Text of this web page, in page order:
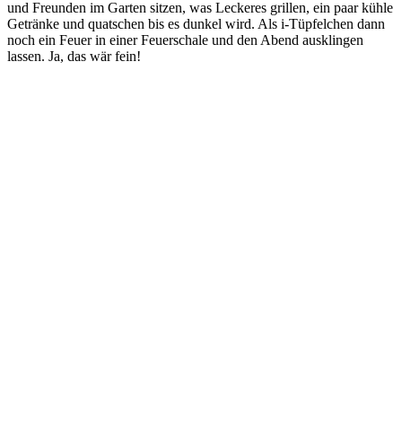
und Freunden im Garten sitzen, was Leckeres grillen, ein paar kühle
Getränke und quatschen bis es dunkel wird. Als i-Tüpfelchen dann
noch ein Feuer in einer Feuerschale und den Abend ausklingen
lassen. Ja, das wär fein!